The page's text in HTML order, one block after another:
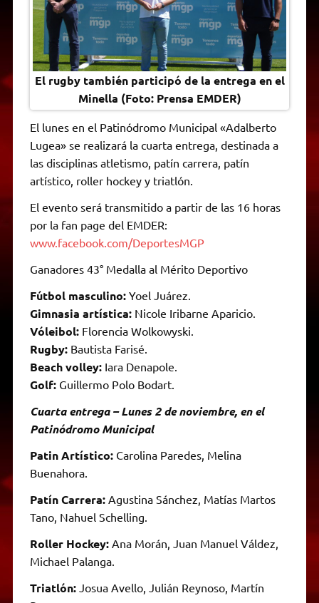
El rugby también participó de la entrega en el
Minella (Foto: Prensa EMDER)
El lunes en el Patinódromo Municipal «Adalberto
Lugea» se realizará la cuarta entrega, destinada a
las disciplinas atletismo, patín carrera, patín
artístico, roller hockey y triatlón.
El evento será transmitido a partir de las 16 horas
por la fan page del EMDER:
www.facebook.com/DeportesMGP
Ganadores 43° Medalla al Mérito Deportivo
Fútbol masculino:Yoel Juárez.
Gimnasia artística: Nicole Iribarne Aparicio.
Vóleibol:Florencia Wolkowyski.
Rugby:Bautista Farisé.
Beach volley:Iara Denapole.
Golf: Guillermo Polo Bodart.
Cuarta entrega – Lunes 2 de noviembre, en el
Patinódromo Municipal
Patin Artístico:Carolina Paredes, Melina
Buenahora.
Patín Carrera:Agustina Sánchez, Matías Martos
Tano, Nahuel Schelling.
Roller Hockey: Ana Morán, Juan Manuel Váldez,
Michael Palanga.
Triatlón:Josua Avello, Julián Reynoso, Martín